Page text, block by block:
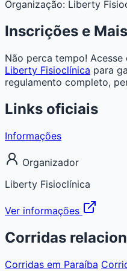
Organização: Liberty
Inscrições e
Não perca tempo! Acesse
Liberty Fisioclínica para
regulamento completo,
Links oficiais
Informações
Organizador
Liberty Fisioclínica
Ver informações
Corridas
Corridas em Paraíba